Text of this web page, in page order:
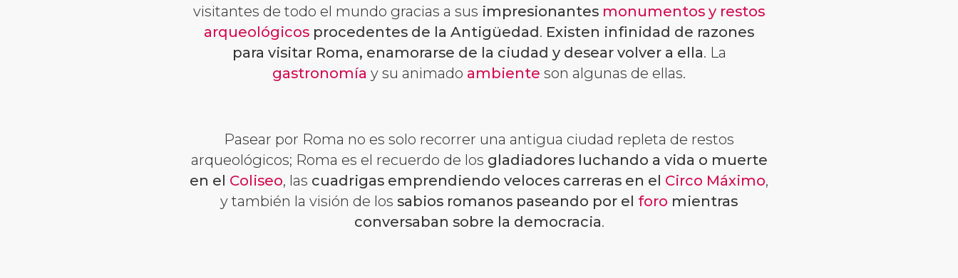
visitantes de todo el mundo gracias a sus impresionantes monumentos y restos
arqueológicos procedentes de la Antigüedad. Existen infinidad de razones
para visitar Roma, enamorarse de la ciudad y desear volver a ella. La
gastronomía y su animado ambiente son algunas de ellas.
Pasear por Roma no es solo recorrer una antigua ciudad repleta de restos
arqueológicos; Roma es el recuerdo de los gladiadores luchando a vida o muerte
en el Coliseo, las cuadrigas emprendiendo veloces carreras en el Circo Máximo,
y también la visión de los sabios romanos paseando por el foro mientras
conversaban sobre la democracia.